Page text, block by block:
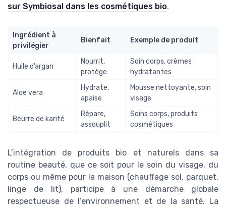
sur Symbiosal dans les cosmétiques bio.
Ingrédient à
privilégier
Bienfait Exemple de produit
Huile d’argan
Nourrit,
protège
Soin corps, crèmes
hydratantes
Aloe vera
Hydrate,
apaise
Mousse nettoyante, soin
visage
Beurre de karité
Répare,
assouplit
Soins corps, produits
cosmétiques
L’intégration de produits bio et naturels dans sa
routine beauté, que ce soit pour le soin du visage, du
corps ou même pour la maison (chauffage sol, parquet,
linge de lit), participe à une démarche globale
respectueuse de l’environnement et de la santé. La